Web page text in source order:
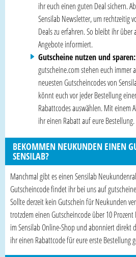
ihr euch einen guten Deal sichern.
Sensilab Newsletter, um rechtzeitig
Deals zu erfahren. So bleibt ihr über
Angebote informiert.
Gutscheine nutzen und sparen:
gutscheine.com stehen euch immer
neuesten Gutscheincodes von
könnt euch vor jeder Bestellung
Rabattcodes auswählen. Mit einem
ihr einen Rabatt auf eure Bestellung.
BEKOMMEN NEUKUNDEN EINEN
SENSILAB?
Manchmal gibt es einen Sensilab
Gutscheincode findet ihr bei uns auf
Sollte derzeit kein Gutschein für Neukunden
trotzdem einen Gutscheincode über 10
im Sensilab Online-Shop und abonniert direkt
ihr einen Rabattcode für eure erste Bestellung